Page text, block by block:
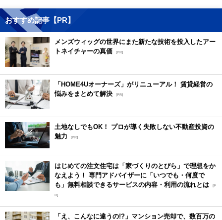
おすすめ記事【PR】
メンズウィッグの世界にまた新たな技術を投入したアー
トネイチャーの真価
[PR]
「HOME4Uオーナーズ」がリニューアル！ 賃貸経営の
悩みをまとめて解決 [PR]
土地なしでもOK！ プロが導く失敗しない不動産投資の
魅力
[PR]
はじめての注文住宅は「家づくりのとびら」で理想をか
なえよう！ 専門アドバイザーに「いつでも・何度で
も」無料相談できるサービスの内容・利用の流れとは [P
R]
「え、こんなに違うの!?」マンション売却で、数百万の